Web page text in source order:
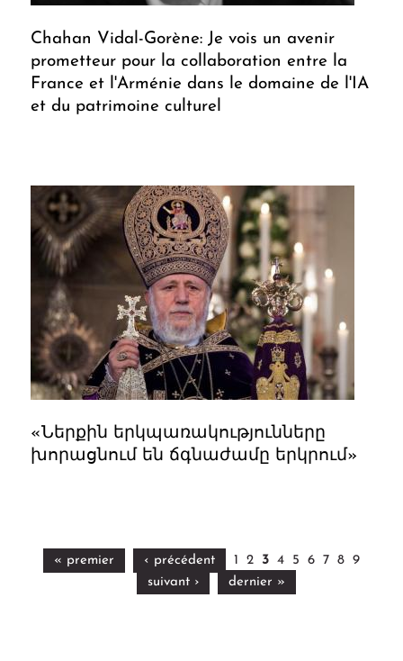
Chahan Vidal-Gorène: Je vois un avenir
prometteur pour la collaboration entre la
France et l'Arménie dans le domaine de l'IA
et du patrimoine culturel
«Ներքին երկպառակությունները
խորացնում են ճգնաժամը երկրում»
« premier ‹ précédent 1 2 3 4 5 6 7 8 9
suivant ›
dernier »